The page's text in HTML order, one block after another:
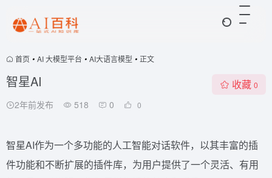
首页 • AI 大模型平台 • AI大语言模型 • 正文
智星AI
2年前发布 518 0 0
收藏 0
智星AI作为一个多功能的人工智能对话软件，以其丰富的插
件功能和不断扩展的插件库，为用户提供了一个灵活、有用